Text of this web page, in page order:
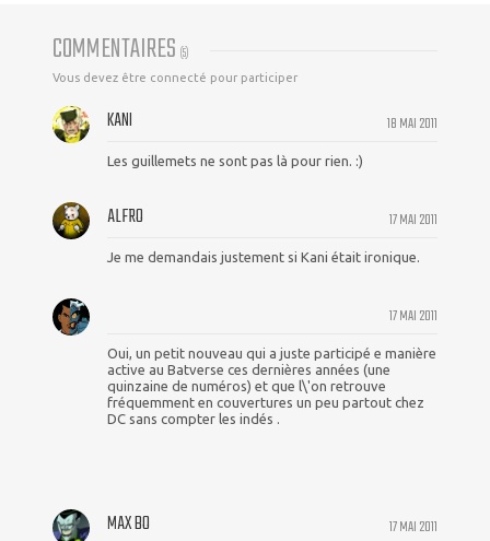
COMMENTAIRES (5)
Vous devez être connecté pour participer
18 MAI 2011
KANI
Les guillemets ne sont pas là pour rien. :)
17 MAI 2011
ALFRO
Je me demandais justement si Kani était ironique.
17 MAI 2011
Oui, un petit nouveau qui a juste participé e manière
active au Batverse ces dernières années (une
quinzaine de numéros) et que l\'on retrouve
fréquemment en couvertures un peu partout chez
DC sans compter les indés .
17 MAI 2011
MAX BO